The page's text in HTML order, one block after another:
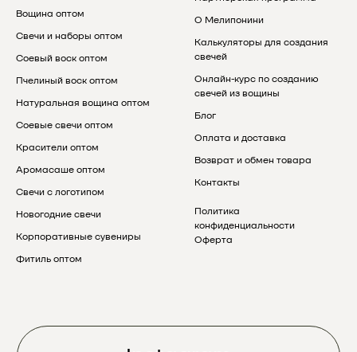
Вощина оптом
Свечи и наборы оптом
Соевый воск оптом
Пчелиный воск оптом
Натуральная вощина оптом
Соевые свечи оптом
Красители оптом
Аромасаше оптом
Свечи с логотипом
Новогодние свечи
Корпоративные сувениры
Фитиль оптом
О Мелипонини
Калькуляторы для создания
свечей
Онлайн-курс по созданию
свечей из вощины
Блог
Оплата и доставка
Возврат и обмен товара
Контакты
Политика
конфиденциальности
Оферта